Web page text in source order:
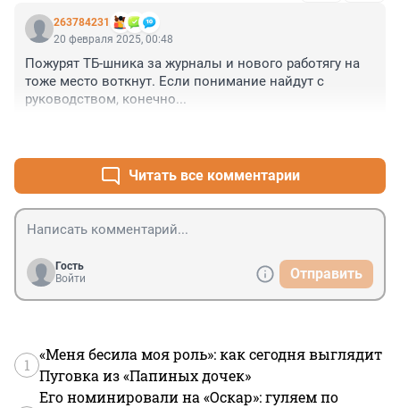
263784231
20 февраля 2025, 00:48
Пожурят ТБ-шника за журналы и нового работягу на
тоже место воткнут. Если понимание найдут с
руководством, конечно...
Читать все комментарии
Гость
Войти
Отправить
1
«Меня бесила моя роль»: как сегодня выглядит
Пуговка из «Папиных дочек»
Его номинировали на «Оскар»: гуляем по